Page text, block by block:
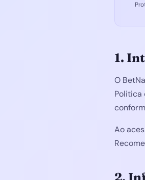
1.
O
Politica
Ao